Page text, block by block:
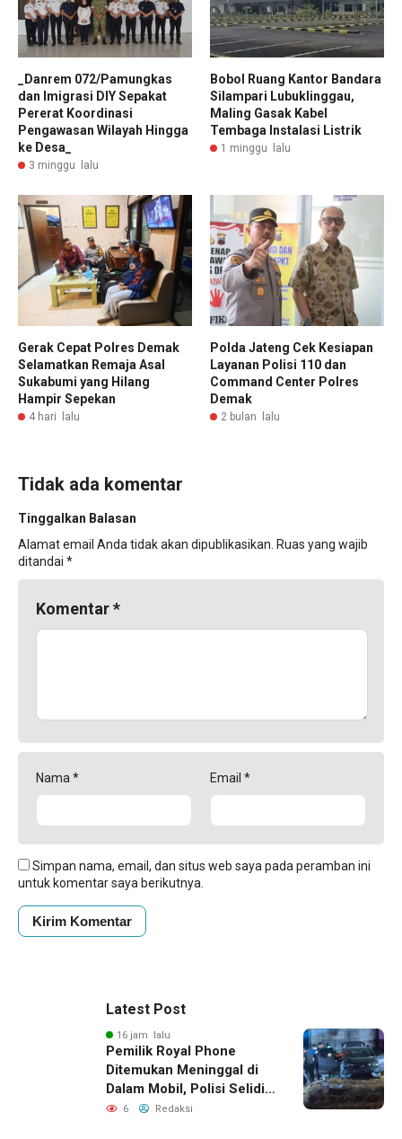
_Danrem 072/Pamungkas
dan Imigrasi DIY Sepakat
Pererat Koordinasi
Pengawasan Wilayah Hingga
ke Desa_
3 minggu lalu
Bobol Ruang Kantor Bandara
Silampari Lubuklinggau,
Maling Gasak Kabel
Tembaga Instalasi Listrik
1 minggu lalu
Gerak Cepat Polres Demak
Selamatkan Remaja Asal
Sukabumi yang Hilang
Hampir Sepekan
4 hari lalu
Polda Jateng Cek Kesiapan
Layanan Polisi 110 dan
Command Center Polres
Demak
2 bulan lalu
Tidak ada komentar
Tinggalkan Balasan
Alamat email Anda tidak akan dipublikasikan. Ruas yang wajib
ditandai *
Komentar*
Nama * Email *
Simpan nama, email, dan situs web saya pada peramban ini
untuk komentar saya berikutnya.
Latest Post
16 jam lalu
Pemilik Royal Phone
Ditemukan Meninggal di
Dalam Mobil, Polisi Selidiki
Dugaan Keterkaitan
6 Redaksi